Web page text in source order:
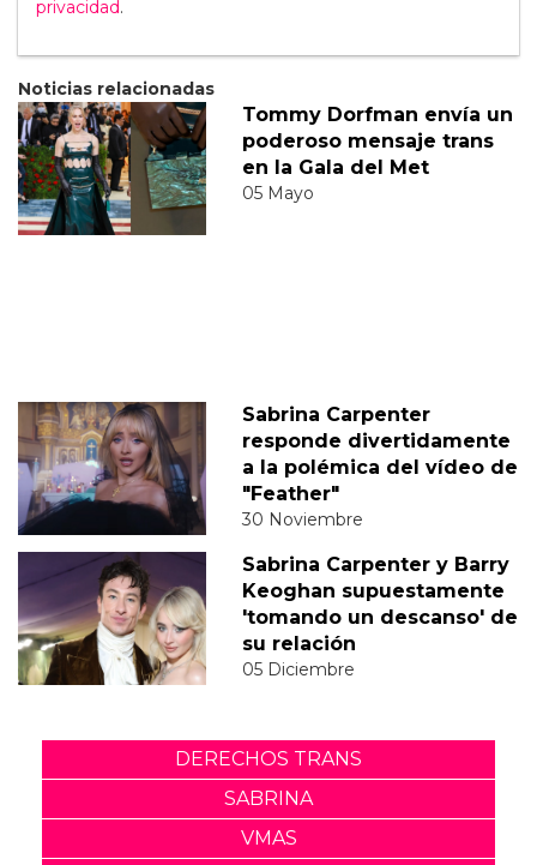
privacidad.
Noticias relacionadas
Tommy Dorfman envía un
poderoso mensaje trans
en la Gala del Met
05 Mayo
Sabrina Carpenter
responde divertidamente
a la polémica del vídeo de
"Feather"
30 Noviembre
Sabrina Carpenter y Barry
Keoghan supuestamente
'tomando un descanso' de
su relación
05 Diciembre
DERECHOS TRANS
SABRINA
VMAS